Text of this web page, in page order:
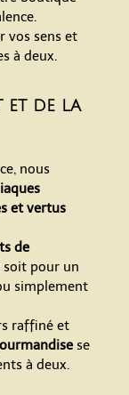
et de la
nous
et vertus
de
soit pour un
simplement
raffiné et
se
à deux.
vos sens et
à deux.